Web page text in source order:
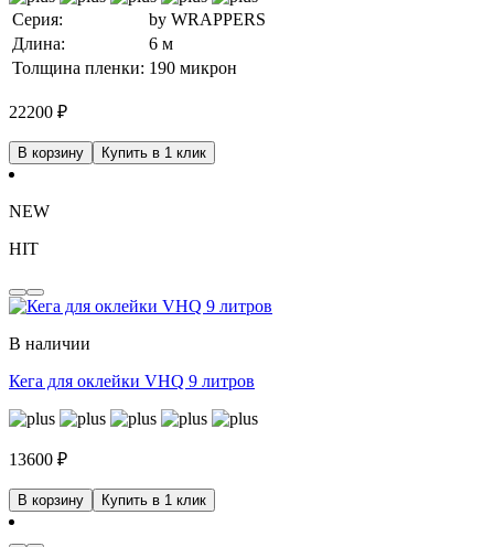
Серия:
by WRAPPERS
Длина:
6 м
Толщина пленки: 190 микрон
22200 ₽
В корзину Купить в 1 клик
NEW
HIT
В наличии
Кега для оклейки VHQ 9 литров
13600 ₽
В корзину Купить в 1 клик